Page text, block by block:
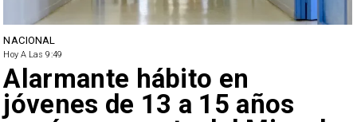
NACIONAL
Hoy A Las 9:49
Alarmante hábito en
jóvenes de 13 a 15 años